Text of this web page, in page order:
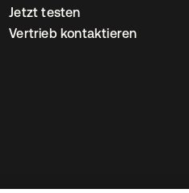
Jetzt testen
Vertrieb kontaktieren